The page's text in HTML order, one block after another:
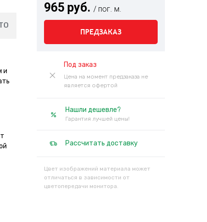
965 руб. / пог. м.
ПРЕДЗАКАЗ
Под заказ
Цена на момент предзаказа не
является офертой
Нашли дешевле?
Гарантия лучшей цены!
Рассчитать доставку
Цвет изображений материала может
отличаться в зависимости от
цветопередачи монитора.
и